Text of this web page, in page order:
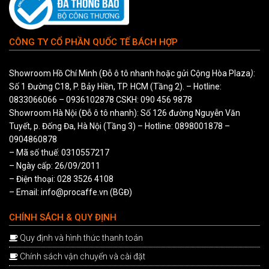
CÔNG TY CỔ PHẦN QUỐC TẾ BÁCH HỢP
Showroom Hồ Chí Minh (Đỗ ô tô nhanh hoặc gửi Cộng Hòa Plaza):
Số 1 Đường C18, P. Bảy Hiền, TP. HCM (Tầng 2). – Hotline:
0833066066 – 0936102878 CSKH: 090 456 9878
Showroom Hà Nội (Đỗ ô tô nhanh): Số 126 đường Nguyễn Văn
Tuyết, p. Đống Đa, Hà Nội (Tầng 3) – Hotline: 0898001878 –
0904860878
– Mã số thuế: 0310557217
– Ngày cấp: 26/09/2011
– Điện thoại: 028 3526 4108
– Email: info@procaffe.vn (BGĐ)
CHÍNH SÁCH & QUY ĐỊNH
Quy định và hình thức thanh toán
Chính sách vận chuyển và cài đặt